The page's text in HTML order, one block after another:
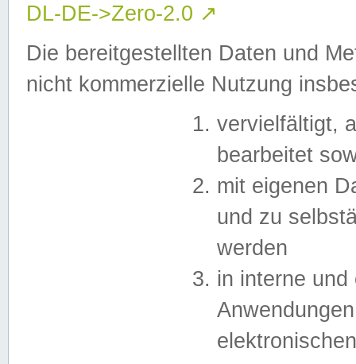
DL-DE->Zero-2.0 ↗
Die bereitgestellten Daten und
nicht kommerzielle Nutzung
vervielfältigt,
bearbeitet
mit eigenen
und zu
werden
in interne